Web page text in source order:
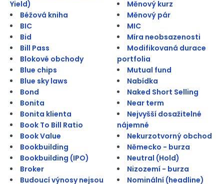
Yield)
Béžová kniha
BIC
Bid
Bill Pass
Blokové obchody
Blue chips
Blue sky laws
Bond
Bonita
Bonita klienta
Book To Bill Ratio
Book Value
Bookbuilding
Bookbuilding (IPO)
Broker
Budoucí výnosy nejsou
Měnový kurz
Měnový pár
MIC
Míra neobsazenosti
Modifikovaná durace
portfolia
Mutual fund
Nabídka
Naked Short Selling
Near term
Nejvyšší dosažitelné
nájemné
Nekurzotvorný obchod
Německo - burza
Neutral (Hold)
Nizozemí - burza
Nominální (headline)